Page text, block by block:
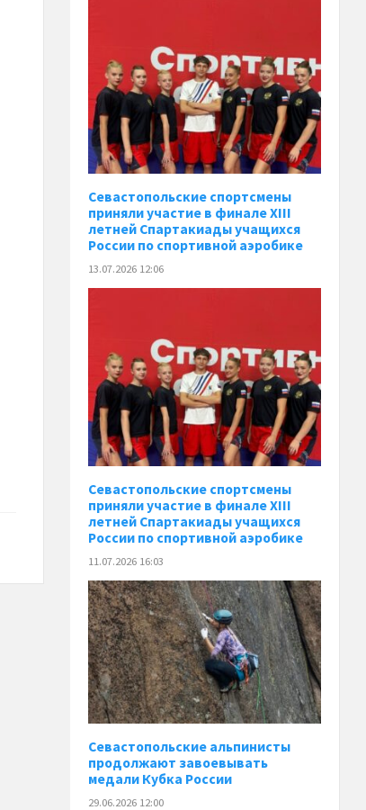
Севастопольские спортсмены
приняли участие в финале XIII
летней Спартакиады учащихся
России по спортивной аэробике
13.07.2026 12:06
Севастопольские спортсмены
приняли участие в финале XIII
летней Спартакиады учащихся
России по спортивной аэробике
11.07.2026 16:03
Севастопольские альпинисты
продолжают завоевывать
медали Кубка России
29.06.2026 12:00